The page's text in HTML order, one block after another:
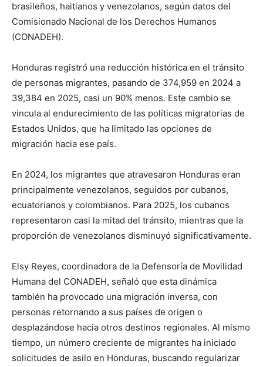
brasileños, haitianos y venezolanos, según datos del
Comisionado Nacional de los Derechos Humanos
(CONADEH).
Honduras registró una reducción histórica en el tránsito
de personas migrantes, pasando de 374,959 en 2024 a
39,384 en 2025, casi un 90% menos. Este cambio se
vincula al endurecimiento de las políticas migratorias de
Estados Unidos, que ha limitado las opciones de
migración hacia ese país.
En 2024, los migrantes que atravesaron Honduras eran
principalmente venezolanos, seguidos por cubanos,
ecuatorianos y colombianos. Para 2025, los cubanos
representaron casi la mitad del tránsito, mientras que la
proporción de venezolanos disminuyó significativamente.
Elsy Reyes, coordinadora de la Defensoría de Movilidad
Humana del CONADEH, señaló que esta dinámica
también ha provocado una migración inversa, con
personas retornando a sus países de origen o
desplazándose hacia otros destinos regionales. Al mismo
tiempo, un número creciente de migrantes ha iniciado
solicitudes de asilo en Honduras, buscando regularizar